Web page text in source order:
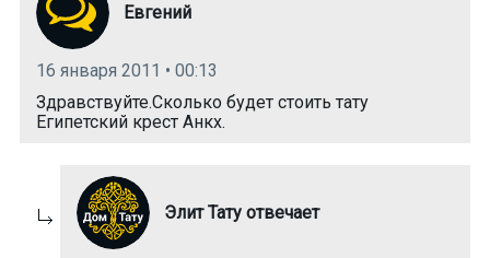
Евгений
16 января 2011 • 00:13
Здравствуйте.Сколько будет стоить тату
Египетский крест Анкх.
Элит Тату отвечает